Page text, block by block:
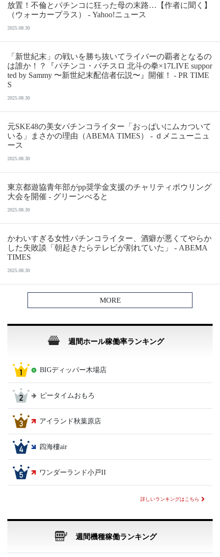
放置！不倫とパチンコに狂った母の末路…【作者に聞く】
（ウォーカープラス） - Yahoo!ニュース
2025.08.30
「新世紀末」の戦いを勝ち抜いてライバーの覇者となるの
は誰か！？『パチンコ・パチスロ 北斗の拳×17LIVE suppor
ted by Sammy 〜新世紀末配信者伝説〜』開催！ - PR TIME
S
2025.08.30
元SKE48の美女パチンコライター「おっぱいにムカついて
いる」まさかの理由（ABEMA TIMES） - ｄメニューニュ
ース
2025.08.30
東京都遊協青年部がpp奨学金支援のチャリティボウリング
大会を開催 - グリーンべると
2025.08.30
かわいすぎる女性パチンコライター、酒癖が悪くてやらか
した失敗談「朝起きたらテレビが割れていた」 - ABEMA
TIMES
2025.08.30
MORE
週間ホール稼働率ランキング
BIGディッパー木場店
ピータイムおもろ
アイランド秋葉原店
四海樓air
ワンダーランド小戸II
詳しいランキングはこちら
週間機種稼働ランキング